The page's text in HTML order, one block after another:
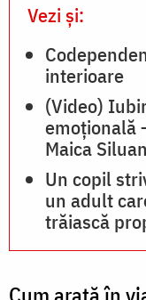
Vezi și:
interioare
(Video)
emoțională
Maica
Un copil
un adult
trăiască